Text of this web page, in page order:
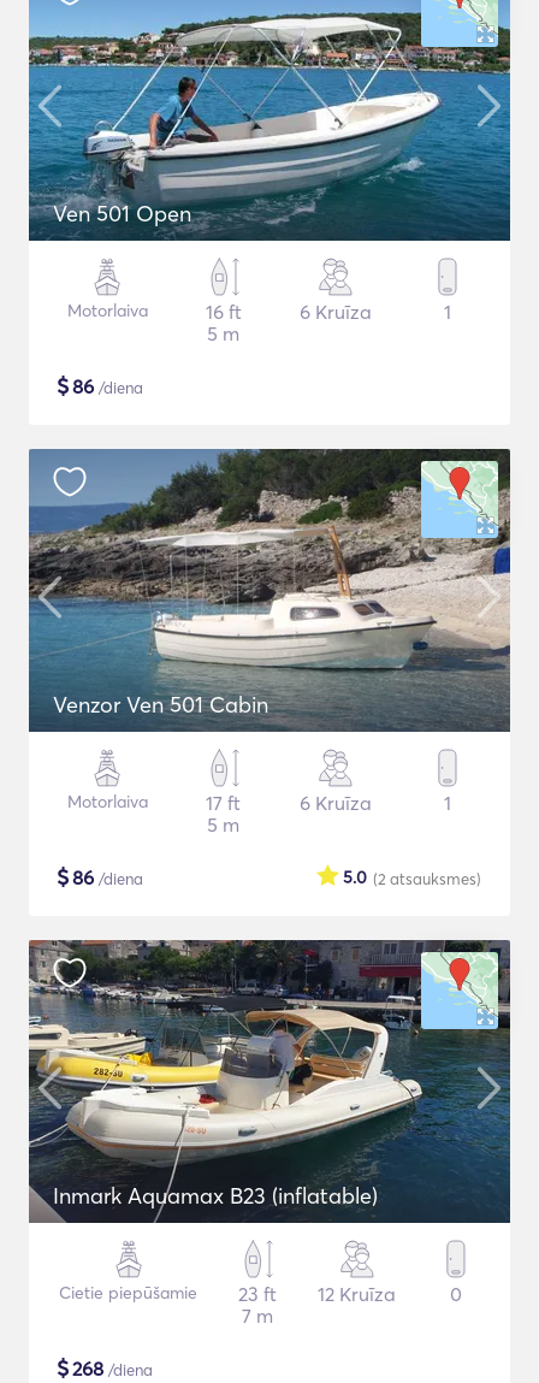
Ven 501 Open
Motorlaiva
16 ft
5 m
6 Kruīza 1
$86 /diena
Venzor Ven 501 Cabin
Motorlaiva
17 ft
5 m
6 Kruīza 1
$86 /diena (2 atsauksmes)
5.0
Inmark Aquamax B23 (inflatable)
Cietie piepūšamie
23 ft
7 m
12 Kruīza 0
$268 /diena